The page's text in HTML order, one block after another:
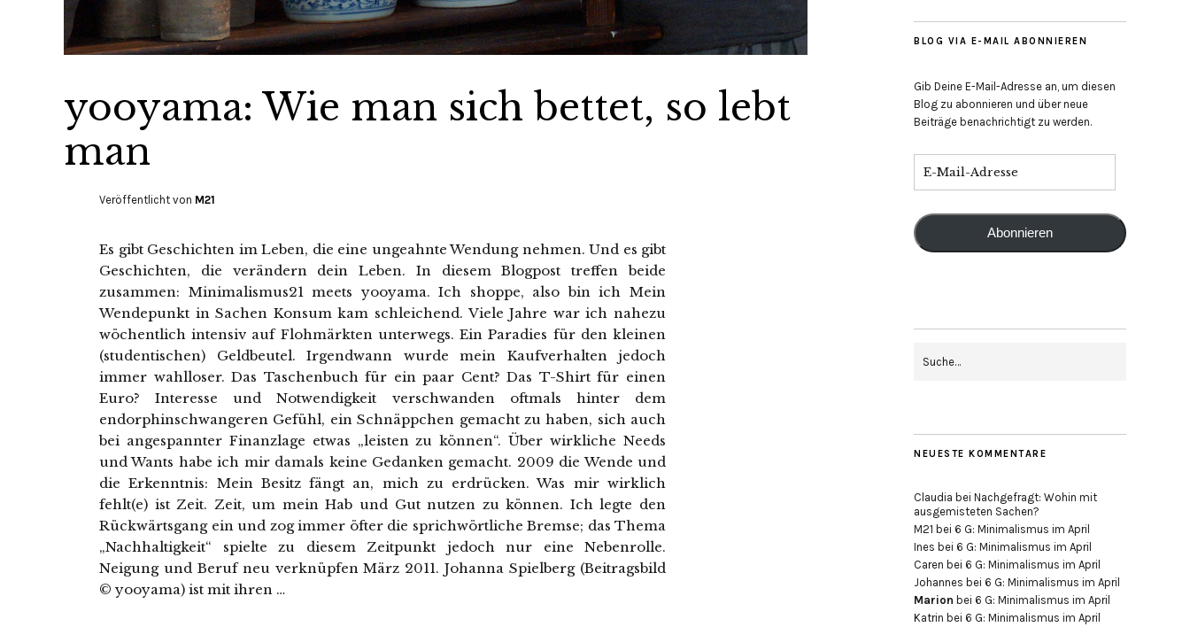
yooyama: Wie man sich bettet, so lebt
man
Veröffentlicht von M21
Es gibt Geschichten im Leben, die eine ungeahnte Wendung nehmen. Und es gibt
Geschichten, die verändern dein Leben. In diesem Blogpost treffen beide
zusammen: Minimalismus21 meets yooyama. Ich shoppe, also bin ich Mein
Wendepunkt in Sachen Konsum kam schleichend. Viele Jahre war ich nahezu
wöchentlich intensiv auf Flohmärkten unterwegs. Ein Paradies für den kleinen
(studentischen) Geldbeutel. Irgendwann wurde mein Kaufverhalten jedoch
immer wahlloser. Das Taschenbuch für ein paar Cent? Das T-Shirt für einen
Euro? Interesse und Notwendigkeit verschwanden oftmals hinter dem
endorphinschwangeren Gefühl, ein Schnäppchen gemacht zu haben, sich auch
bei angespannter Finanzlage etwas „leisten zu können“. Über wirkliche Needs
und Wants habe ich mir damals keine Gedanken gemacht. 2009 die Wende und
die Erkenntnis: Mein Besitz fängt an, mich zu erdrücken. Was mir wirklich
fehlt(e) ist Zeit. Zeit, um mein Hab und Gut nutzen zu können. Ich legte den
Rückwärtsgang ein und zog immer öfter die sprichwörtliche Bremse; das Thema
„Nachhaltigkeit“ spielte zu diesem Zeitpunkt jedoch nur eine Nebenrolle.
Neigung und Beruf neu verknüpfen März 2011. Johanna Spielberg (Beitragsbild
© yooyama) ist mit ihren …
BLOG VIA E-MAIL ABONNIEREN
Gib Deine E-Mail-Adresse an, um diesen
Blog zu abonnieren und über neue
Beiträge benachrichtigt zu werden.
Abonnieren
NEUESTE KOMMENTARE
Claudia bei Nachgefragt: Wohin mit
ausgemisteten Sachen?
M21 bei 6 G: Minimalismus im April
Ines bei 6 G: Minimalismus im April
Caren bei 6 G: Minimalismus im April
Johannes bei 6 G: Minimalismus im April
Marion bei 6 G: Minimalismus im April
Katrin bei 6 G: Minimalismus im April